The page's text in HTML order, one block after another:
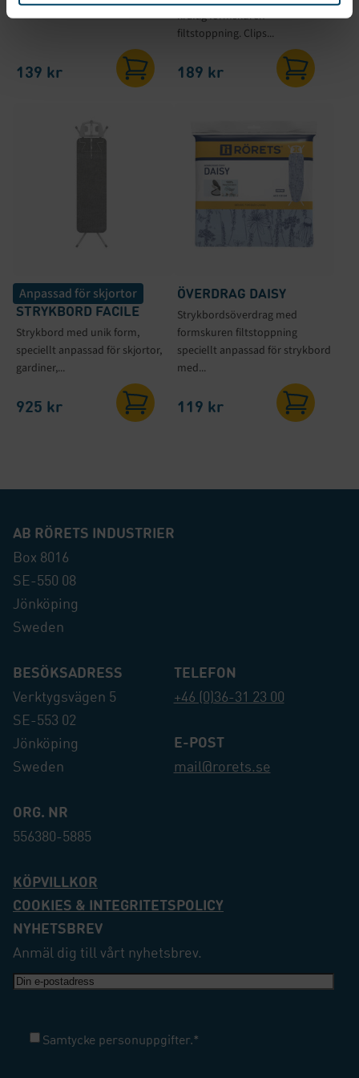
139 kr
kraftig formskuren
filtstoppning. Clips...
189 kr
Anpassad för skjortor
STRYKBORD FACILE
Strykbord med unik form,
speciellt anpassad för skjortor,
gardiner,...
925 kr
ÖVERDRAG DAISY
Strykbordsöverdrag med
formskuren filtstoppning
speciellt anpassad för strykbord
med...
119 kr
AB RÖRETS INDUSTRIER
Box 8016
SE-550 08
Jönköping
Sweden
BESÖKSADRESS
Verktygsvägen 5
SE-553 02
Jönköping
Sweden
TELEFON
+46 (0)36-31 23 00
E-POST
mail@rorets.se
ORG. NR
556380-5885
KÖPVILLKOR
COOKIES & INTEGRITETSPOLICY
NYHETSBREV
Anmäl dig till vårt nyhetsbrev.
E-
Samtycke*
Samtycke personuppgifter.*